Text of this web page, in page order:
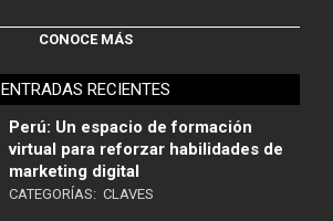
CONOCE MÁS
ENTRADAS RECIENTES
Perú: Un espacio de formación
virtual para reforzar habilidades de
marketing digital
CATEGORÍAS: CLAVES